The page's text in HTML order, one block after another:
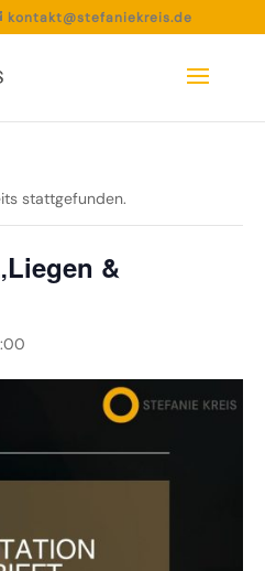
kontakt@stefaniekreis.de
stattgefunden.
&